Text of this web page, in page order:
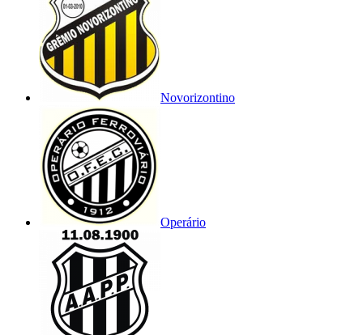
Novorizontino
Operário